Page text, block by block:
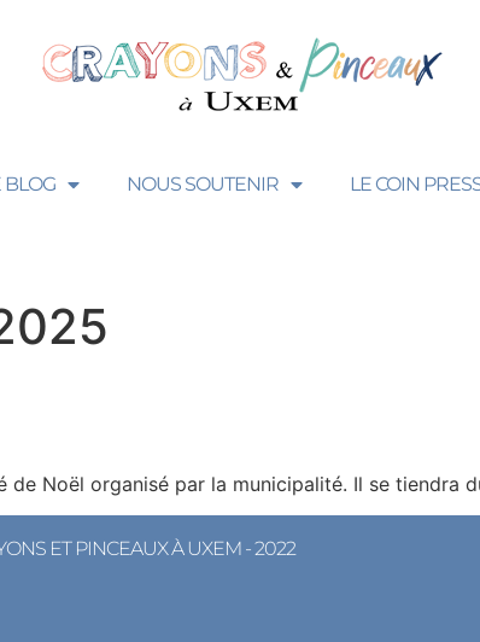
BLOG NOUS SOUTENIR LE COIN
Noël organisé par la municipalité. Il se tiendra
ET PINCEAUX À UXEM - 2022